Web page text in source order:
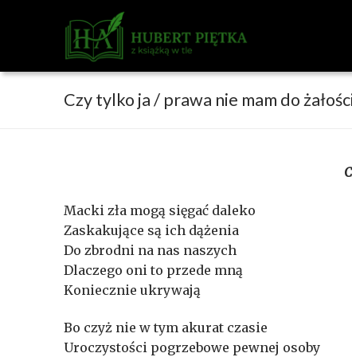
Czy tylko ja / prawa nie mam do
Macki zła mogą sięgać daleko
Zaskakujące są ich dążenia
Do zbrodni na nas naszych
Dlaczego oni to przede mną
Koniecznie ukrywają
Bo czyż nie w tym akurat czasie
Uroczystości pogrzebowe pewnej osoby